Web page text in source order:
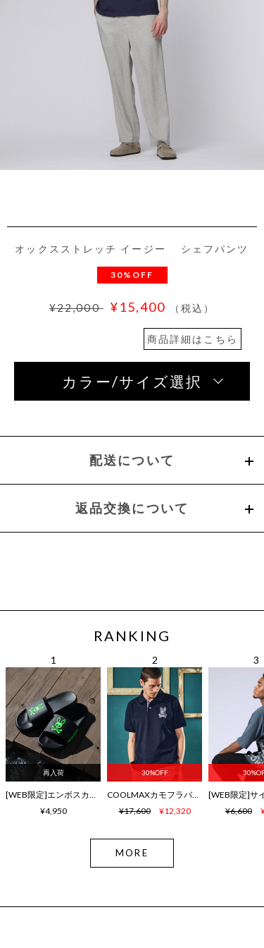
オックスストレッチ イージー シェフパンツ
30%OFF
¥22,000 ¥15,400 （税込）
商品詳細はこちら
カラー/サイズ選択
配送について
返品交換について
RANKING
再入荷
[WEB限定]エンボスカラーロゴ シャワーサンダル
¥4,950
30%OFF
COOLMAXカモフラバニー 鹿の子ポロシャツ
¥17,600
¥12,320 ¥6,600
MORE